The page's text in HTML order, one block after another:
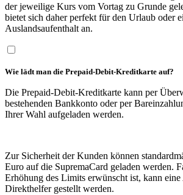
der jeweilige Kurs vom Vortag zu Grunde
bietet sich daher perfekt für den Urlaub oder
Auslandsaufenthalt an.
Wie lädt man die Prepaid-Debit-Kreditkarte auf?
Die Prepaid-Debit-Kreditkarte kann per
bestehenden Bankkonto oder per
Ihrer Wahl aufgeladen werden.
Zur Sicherheit der Kunden können
Euro auf die SupremaCard geladen werden.
Erhöhung des Limits erwünscht ist, kann eine
Direkthelfer gestellt werden.